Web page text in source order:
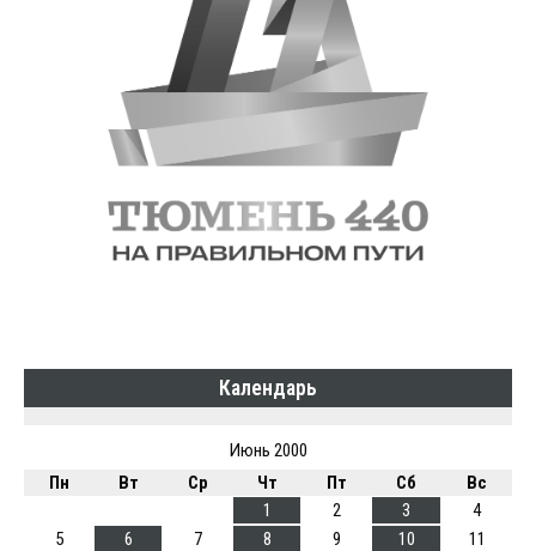
Календарь
Июнь 2000
Пн
Вт Ср Чт Пт Сб
Вс
1
2 3
4
5
6 7 8 9 10
11